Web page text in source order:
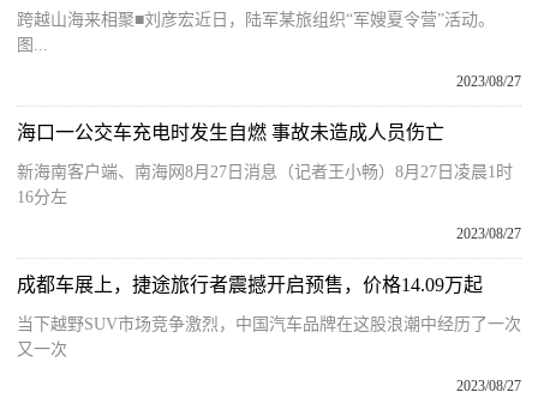
跨越山海来相聚■刘彦宏近日，陆军某旅组织“军嫂夏令营”活动。
图...
2023/08/27
海口一公交车充电时发生自燃 事故未造成人员伤亡
新海南客户端、南海网8月27日消息（记者王小畅）8月27日凌晨1时
16分左
2023/08/27
成都车展上，捷途旅行者震撼开启预售，价格14.09万起
当下越野SUV市场竞争激烈，中国汽车品牌在这股浪潮中经历了一次
又一次
2023/08/27